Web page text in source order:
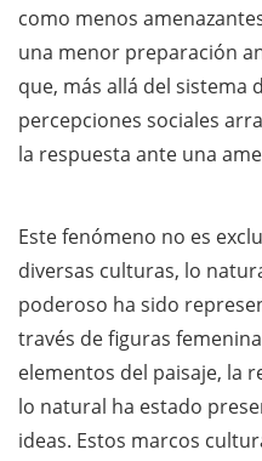
como menos
una menor preparación
que, más allá del sistema
percepciones sociales
la respuesta ante una
Este fenómeno no es
diversas culturas, lo
poderoso ha sido
través de figuras
elementos del paisaje, la
lo natural ha estado
ideas. Estos marcos